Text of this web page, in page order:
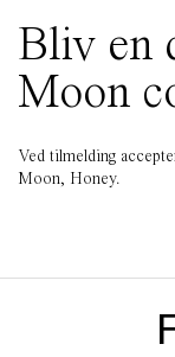
Bliv en
Moon
Ved tilmelding
Moon, Honey.